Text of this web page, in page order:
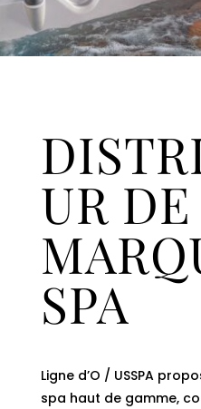
UR DE
SPA
Ligne d’O / USSPA
spa haut de gamme,